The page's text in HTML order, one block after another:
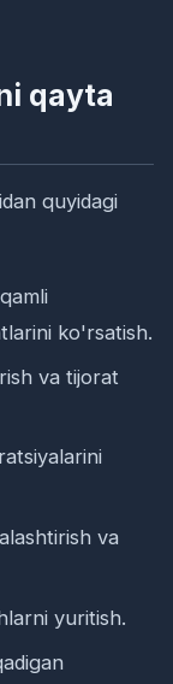
qayta
quyidagi
ko'rsatish.
va tijorat
va
yuritish.